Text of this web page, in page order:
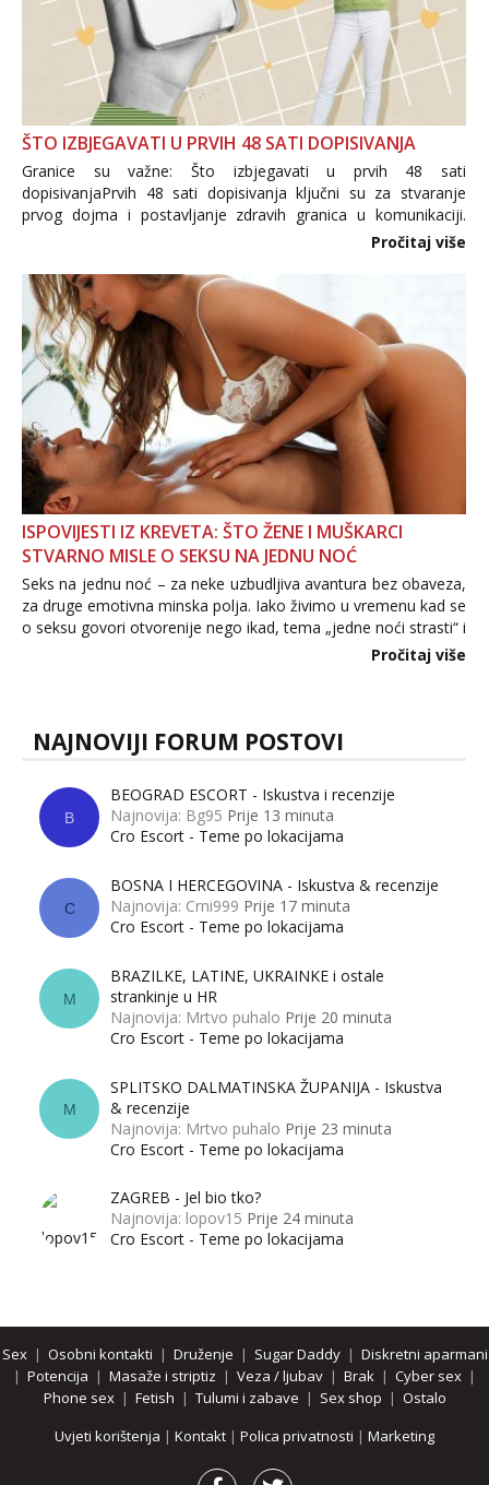
ŠTO IZBJEGAVATI U PRVIH 48 SATI DOPISIVANJA
Granice su važne: Što izbjegavati u prvih 48 sati
dopisivanjaPrvih 48 sati dopisivanja ključni su za stvaranje
prvog dojma i postavljanje zdravih granica u komunikaciji.
Važno je izbjeći prebrzo otkrivanje osobnih ili intimnih
informacija, jer nepoznata osoba još nije zaslužila to
povjerenje. Takođe...
Pročitaj više
ISPOVIJESTI IZ KREVETA: ŠTO ŽENE I MUŠKARCI
STVARNO MISLE O SEKSU NA JEDNU NOĆ
Seks na jednu noć – za neke uzbudljiva avantura bez obaveza,
za druge emotivna minska polja. Iako živimo u vremenu kad se
o seksu govori otvorenije nego ikad, tema „jedne noći strasti“ i
dalje izaziva burne rasprave. Što zapravo misle žene, a što
Pročitaj više
NAJNOVIJI FORUM POSTOVI
B
BEOGRAD ESCORT - Iskustva i recenzije
Najnovija: Bg95 Prije 13 minuta
Cro Escort - Teme po lokacijama
C
BOSNA I HERCEGOVINA - Iskustva & recenzije
Najnovija: Crni999 Prije 17 minuta
Cro Escort - Teme po lokacijama
M
BRAZILKE, LATINE, UKRAINKE i ostale
strankinje u HR
Najnovija: Mrtvo puhalo Prije 20 minuta
Cro Escort - Teme po lokacijama
M
SPLITSKO DALMATINSKA ŽUPANIJA - Iskustva
& recenzije
Najnovija: Mrtvo puhalo Prije 23 minuta
Cro Escort - Teme po lokacijama
ZAGREB - Jel bio tko?
Najnovija: lopov15 Prije 24 minuta
Cro Escort - Teme po lokacijama
Sex| Osobni kontakti | Druženje | Sugar Daddy| Diskretni aparmani
| Potencija | Masaže i striptiz | Veza / ljubav | Brak | Cyber sex |
Phone sex| Fetish | Tulumi i zabave | Sex shop | Ostalo
Uvjeti korištenja | Kontakt | Polica privatnosti | Marketing